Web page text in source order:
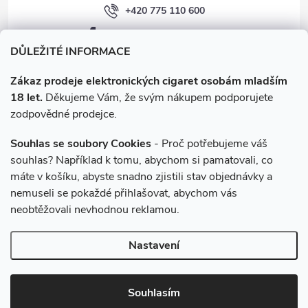
DŮLEŽITÉ INFORMACE
Zákaz prodeje elektronických cigaret osobám mladším
18 let. Děkujeme Vám, že svým nákupem podporujete
zodpovědné prodejce.
Souhlas se soubory Cookies - Proč potřebujeme váš
souhlas? Například k tomu, abychom si pamatovali, co
máte v košíku, abyste snadno zjistili stav objednávky a
nemuseli se pokaždé přihlašovat, abychom vás
neobtěžovali nevhodnou reklamou.
Nastavení
Souhlasím
i
s
u
+420 775 110 600
facebook.com/e-cigarety.cz
Instagram
Vytvořil Shoptet
e-cigarety.cz. Všechna práva vyhrazena.
nastavení cookies